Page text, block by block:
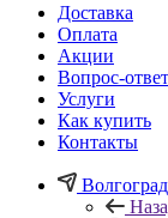
Доставка
Оплата
Акции
Вопрос-ответ
Услуги
Как купить
Контакты
Волгоград